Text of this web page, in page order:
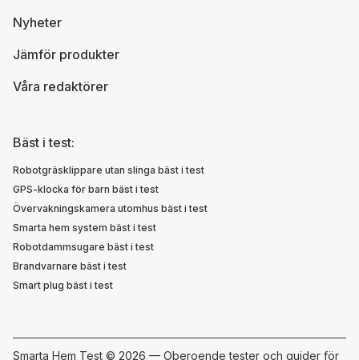
Nyheter
Jämför produkter
Våra redaktörer
Bäst i test:
Robotgräsklippare utan slinga bäst i test
GPS-klocka för barn bäst i test
Övervakningskamera utomhus bäst i test
Smarta hem system bäst i test
Robotdammsugare bäst i test
Brandvarnare bäst i test
Smart plug bäst i test
Smarta Hem Test © 2026 — Oberoende tester och guider för